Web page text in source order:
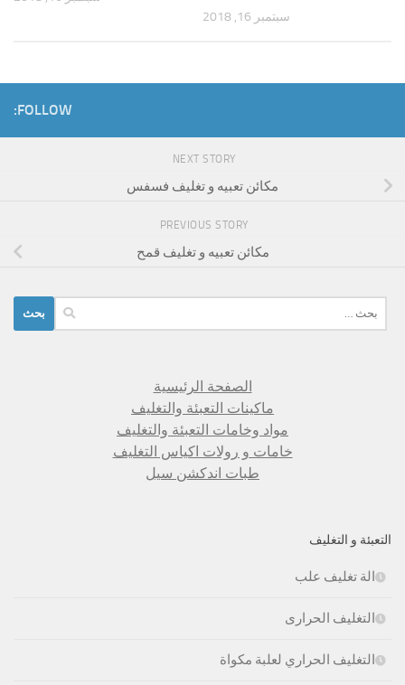
سبتمبر 16, 2018
FOLLOW:
NEXT STORY
مكائن تعبيه و تغليف فسفس
PREVIOUS STORY
مكائن تعبيه و تغليف قمح
عن:
الصفحة الرئيسية
ماكينات التعبئة والتغليف
مواد وخامات التعبئة والتغليف
خامات و رولات اكياس التغليف
طبات اندكشن سيل
التعبئة و التغليف
الة تغليف علب
التغليف الحرارى
التغليف الحراري لعلبة مكواة